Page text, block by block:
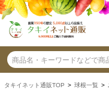
タキイネット通販TOP > 球根一覧 >